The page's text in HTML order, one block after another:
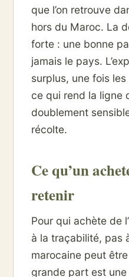
que l’on retrouve
hors du Maroc. La
forte : une bonne
jamais le pays.
surplus, une fois
ce qui rend la ligne
doublement
récolte.
Ce qu’un
retenir
Pour qui achète de
à la traçabilité, pas
marocaine peut
grande part est